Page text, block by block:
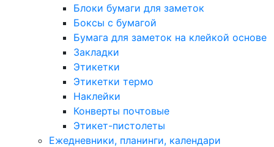
Блоки бумаги для заметок
Боксы с бумагой
Бумага для заметок на клейкой основе
Закладки
Этикетки
Этикетки термо
Наклейки
Конверты почтовые
Этикет-пистолеты
Ежедневники, планинги, календари